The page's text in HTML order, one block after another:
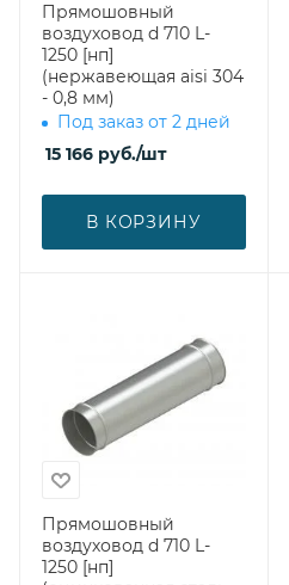
Прямошовный
воздуховод d 710 L-
1250 [нп]
(нержавеющая aisi 304
- 0,8 мм)
Под заказ от 2 дней
15 166 руб./шт
В КОРЗИНУ
Прямошовный
воздуховод d 710 L-
1250 [нп]